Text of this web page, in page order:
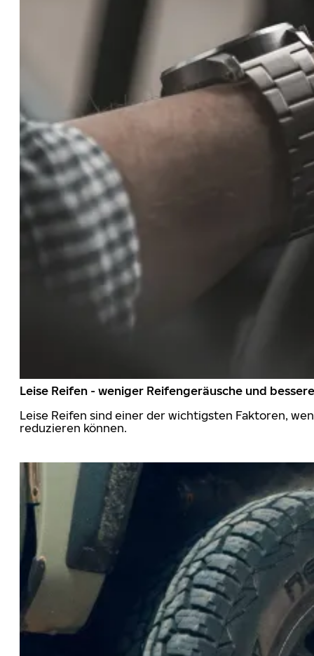
Leise Reifen - weniger Reifengeräusche und
Leise Reifen sind einer der wichtigsten Faktoren,
reduzieren können.